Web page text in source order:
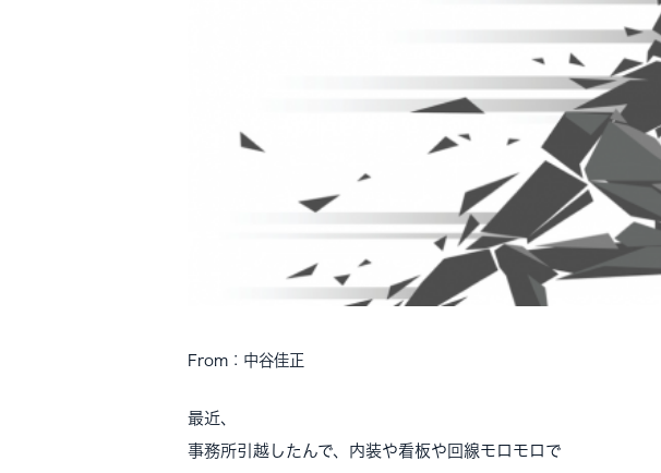
From：中谷佳正
最近、
事務所引越したんで、内装や看板や回線モロモロで